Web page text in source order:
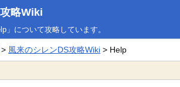
略Wiki
」について攻略しています。
> 風来のシレンDS攻略Wiki > Help